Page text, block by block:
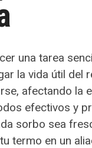
una tarea
la vida útil del
afectando la
efectivos y
sorbo sea
termo en un